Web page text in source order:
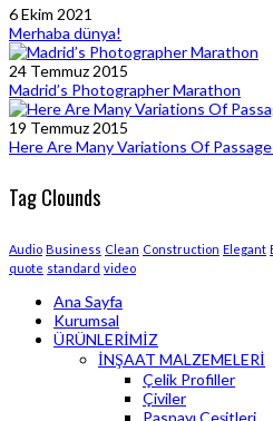
6 Ekim 2021
Merhaba dünya!
24 Temmuz 2015
Madrid’s Photographer Marathon
19 Temmuz 2015
Here Are Many Variations Of
Tag Clounds
Audio Business Clean Construction Elegant
quote standard video
Ana Sayfa
Kurumsal
ÜRÜNLERİMİZ
İNŞAAT MALZEMELERİ
Çelik Profiller
Çiviler
Paspayı Çeşitleri